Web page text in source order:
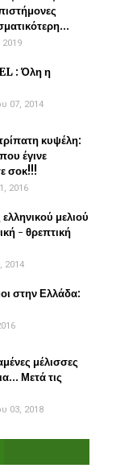
: Όλη η
07, 2014
κυψέλη:
έγινε
σοκ!!!
2016
ελληνικού μελιού
- θρεπτική
2014
στην Ελλάδα:
μέλισσες
Μετά τις
03, 2018